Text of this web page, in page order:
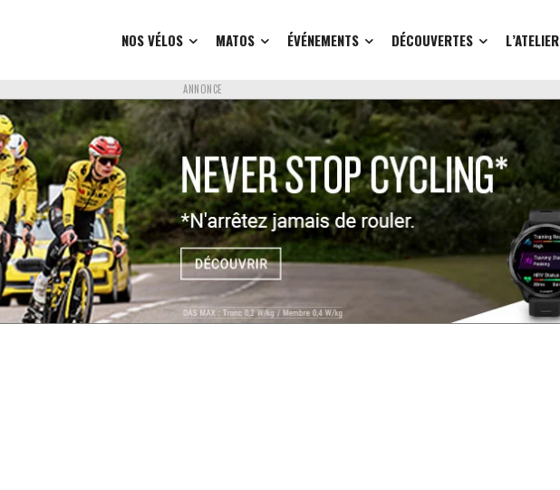
NOS VÉLOS MATOS ÉVÉNEMENTS DÉCOUVERTES L’ATELIER
ANNONCE